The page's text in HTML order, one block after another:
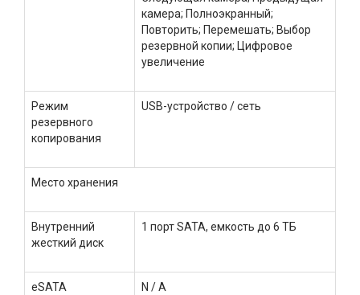
камера; Полноэкранный;
Повторить; Перемешать; Выбор
резервной копии; Цифровое
увеличение
Режим
резервного
копирования
USB-устройство / сеть
Место хранения
Внутренний
жесткий диск
1 порт SATA, емкость до 6 ТБ
eSATA N / A